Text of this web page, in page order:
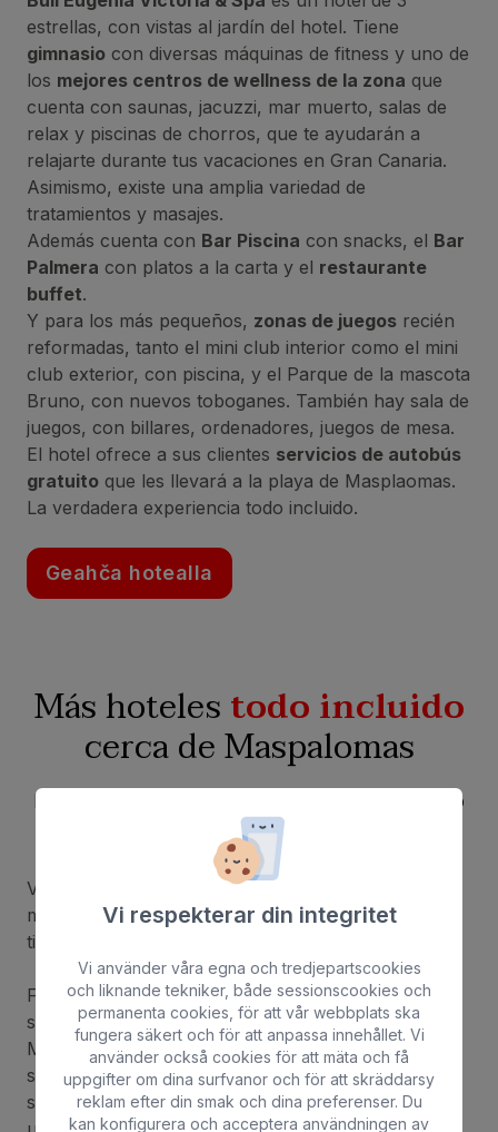
estrellas, con vistas al jardín del hotel. Tiene
gimnasio con diversas máquinas de fitness y uno de
los mejores centros de wellness de la zona que
cuenta con saunas, jacuzzi, mar muerto, salas de
relax y piscinas de chorros, que te ayudarán a
relajarte durante tus vacaciones en Gran Canaria.
Asimismo, existe una amplia variedad de
tratamientos y masajes.
Además cuenta con Bar Piscina con snacks, el Bar
Palmera con platos a la carta y el restaurante
buffet.
Y para los más pequeños, zonas de juegos recién
reformadas, tanto el mini club interior como el mini
club exterior, con piscina, y el Parque de la mascota
Bruno, con nuevos toboganes. También hay sala de
juegos, con billares, ordenadores, juegos de mesa.
El hotel ofrece a sus clientes servicios de autobús
gratuito que les llevará a la playa de Masplaomas.
La verdadera experiencia todo incluido.
Geahča hotealla
Más hotelestodo incluido
cerca de Maspalomas
Para que a tus vacaciones en Gran Canaria no
les falte nada
Vi har noggrant sammanställt en lista över hotell
med all-inclusive och helpension som låter dig njuta
till fullo av denna unika destination.
Från gyllene sandstränder till imponerande
sanddyner och ett exceptionellt klimat –
Maspalomas har allt som krävs för att din semester
ska bli oförglömlig. Fördjupa dig i lugnet och lyxen
som dessa hotell erbjuder, där varje detalj är
Vi respekterar din integritet
Vi använder våra egna och tredjepartscookies
och liknande tekniker, både sessionscookies och
permanenta cookies, för att vår webbplats ska
fungera säkert och för att anpassa innehållet. Vi
använder också cookies för att mäta och få
uppgifter om dina surfvanor och för att skräddarsy
reklam efter din smak och dina preferenser. Du
kan konfigurera och acceptera användningen av